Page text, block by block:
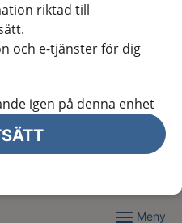
riktad till
och e-tjänster för dig
igen på denna enhet
information
inte ser regionalt innehåll
just din region.
regionsväljaren
Meny